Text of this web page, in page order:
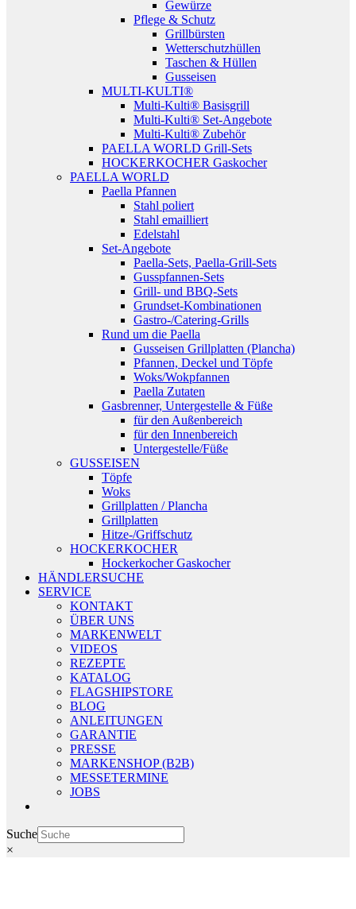
Gewürze
Pflege & Schutz
Grillbürsten
Wetterschutzhüllen
Taschen & Hüllen
Gusseisen
MULTI-KULTI®
Multi-Kulti® Basisgrill
Multi-Kulti® Set-Angebote
Multi-Kulti® Zubehör
PAELLA WORLD Grill-Sets
HOCKERKOCHER Gaskocher
PAELLA WORLD
Paella Pfannen
Stahl poliert
Stahl emailliert
Edelstahl
Set-Angebote
Paella-Sets, Paella-Grill-Sets
Gusspfannen-Sets
Grill- und BBQ-Sets
Grundset-Kombinationen
Gastro-/Catering-Grills
Rund um die Paella
Gusseisen Grillplatten (Plancha)
Pfannen, Deckel und Töpfe
Woks/Wokpfannen
Paella Zutaten
Gasbrenner, Untergestelle & Füße
für den Außenbereich
für den Innenbereich
Untergestelle/Füße
GUSSEISEN
Töpfe
Woks
Grillplatten / Plancha
Grillplatten
Hitze-/Griffschutz
HOCKERKOCHER
Hockerkocher Gaskocher
HÄNDLERSUCHE
SERVICE
KONTAKT
ÜBER UNS
MARKENWELT
VIDEOS
REZEPTE
KATALOG
FLAGSHIPSTORE
BLOG
ANLEITUNGEN
GARANTIE
PRESSE
MARKENSHOP (B2B)
MESSETERMINE
JOBS
Suche
×